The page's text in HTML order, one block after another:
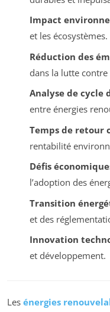
Impact
et les écosystèmes.
Réduction des
dans la lutte
Analyse de cycle
entre énergies
Temps de retour
rentabilité
Défis
l’adoption des
Transition
et des
Innovation
et développement.
Les énergies